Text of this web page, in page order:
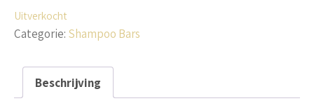
Uitverkocht
Categorie: Shampoo Bars
Beschrijving